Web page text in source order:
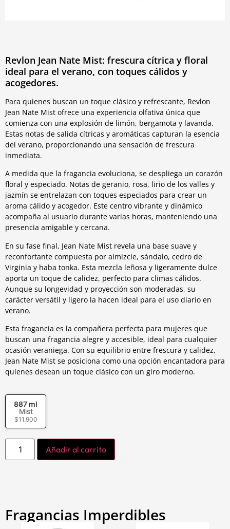
Revlon Jean Nate Mist: frescura cítrica y floral
ideal para el verano, con toques cálidos y
acogedores.
Para quienes buscan un toque clásico y refrescante, Revlon
Jean Nate Mist ofrece una experiencia olfativa única que
comienza con una explosión de limón, bergamota y lavanda.
Estas notas de salida cítricas y aromáticas capturan la esencia
del verano, proporcionando una sensación de frescura
inmediata.
A medida que la fragancia evoluciona, se despliega un corazón
floral y especiado. Notas de geranio, rosa, lirio de los valles y
jazmín se entrelazan con toques especiados para crear un
aroma cálido y acogedor. Este centro vibrante y dinámico
acompaña al usuario durante varias horas, manteniendo una
presencia amigable y cercana.
En su fase final, Jean Nate Mist revela una base suave y
reconfortante compuesta por almizcle, sándalo, cedro de
Virginia y haba tonka. Esta mezcla leñosa y ligeramente dulce
aporta un toque de calidez, perfecto para climas cálidos.
Aunque su longevidad y proyección son moderadas, su
carácter versátil y ligero la hacen ideal para el uso diario en
verano.
Esta fragancia es la compañera perfecta para mujeres que
buscan una fragancia alegre y accesible, ideal para cualquier
ocasión veraniega. Con su equilibrio entre frescura y calidez,
Jean Nate Mist se posiciona como una opción encantadora para
quienes desean un toque clásico con un giro moderno.
887 ml
Mist
$11.900
Añadir al carrito
Fragancias Imperdibles